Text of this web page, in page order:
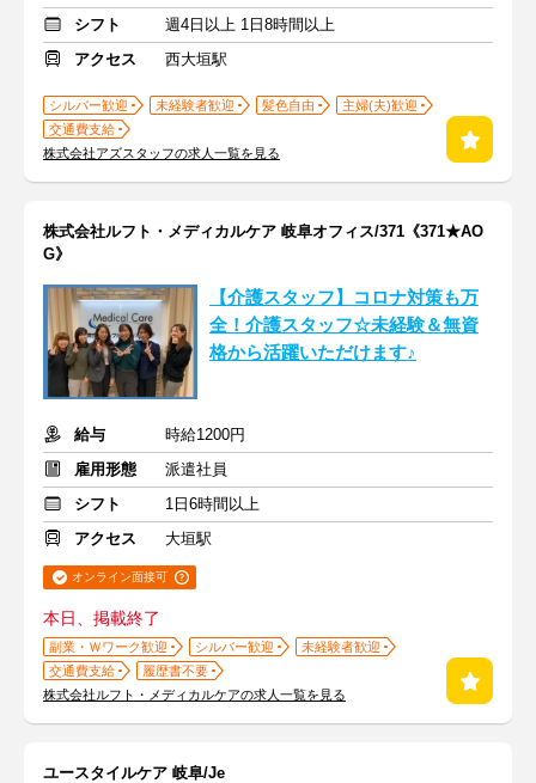
シフト
週4日以上 1日8時間以上
アクセス
西大垣駅
シルバー歓迎 未経験者歓迎 髪色自由
主婦(夫)歓迎
交通費支給
株式会社アズスタッフの求人一覧を見る
株式会社ルフト・メディカルケア 岐阜オフィス/371《371★AO
G》
【介護スタッフ】コロナ対策も万
全！介護スタッフ☆未経験＆無資
格から活躍いただけます♪
給与
時給1200円
雇用形態
派遣社員
シフト
1日6時間以上
アクセス
大垣駅
オンライン面接可
本日、掲載終了
副業・Ｗワーク歓迎 シルバー歓迎
未経験者歓迎
交通費支給
履歴書不要
株式会社ルフト・メディカルケアの求人一覧を見る
ユースタイルケア 岐阜/Je